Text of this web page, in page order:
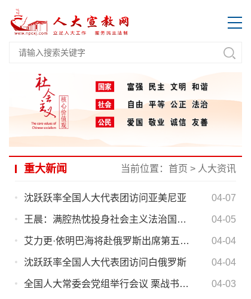
重大新闻 当前位置： 首页 > 人大资讯
沈跃跃率全国人大代表团访问亚美尼亚 04-07
王晨：满腔热忱投身社会主义法治国家建设 04-05
艾力更·依明巴海将赴俄罗斯出席第五届国际北极论坛 04-04
沈跃跃率全国人大代表团访问白俄罗斯 04-04
全国人大常委会党组举行会议 栗战书主持并讲话 04-03